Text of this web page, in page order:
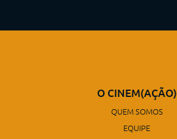
O CINEM(AÇÃO)
QUEM SOMOS
EQUIPE